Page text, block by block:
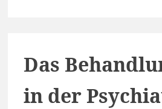
Das
in der